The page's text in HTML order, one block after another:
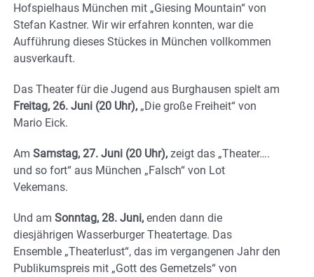
Hofspielhaus München mit „Giesing Mountain“ von
Stefan Kastner. Wir wir erfahren konnten, war die
Aufführung dieses Stückes in München vollkommen
ausverkauft.
Das Theater für die Jugend aus Burghausen spielt am
Freitag, 26. Juni (20 Uhr), „Die große Freiheit“ von
Mario Eick.
Am Samstag, 27. Juni (20 Uhr), zeigt das „Theater….
und so fort“ aus München „Falsch“ von Lot
Vekemans.
Und am Sonntag, 28. Juni, enden dann die
diesjährigen Wasserburger Theatertage. Das
Ensemble „Theaterlust“, das im vergangenen Jahr den
Publikumspreis mit „Gott des Gemetzels“ von